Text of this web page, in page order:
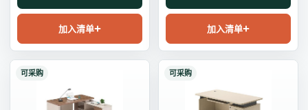
加入清单 加入清单
可采购 可采购